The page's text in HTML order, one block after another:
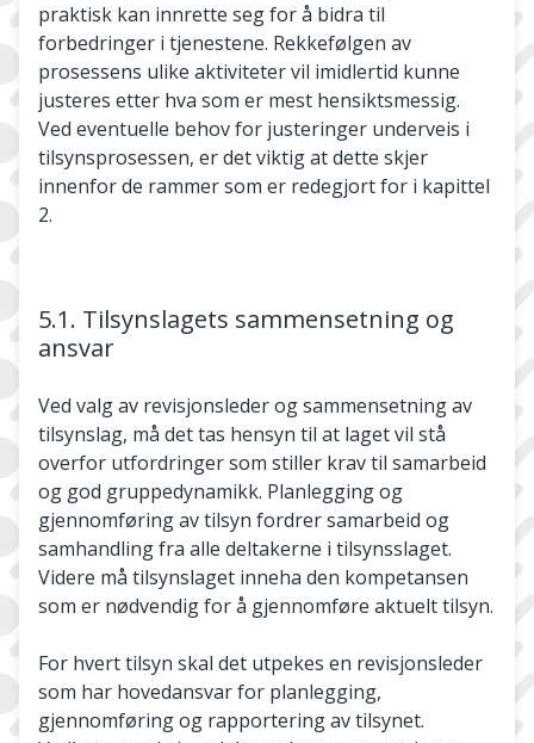
praktisk kan innrette seg for å bidra til
forbedringer i tjenestene. Rekkefølgen av
prosessens ulike aktiviteter vil imidlertid kunne
justeres etter hva som er mest hensiktsmessig.
Ved eventuelle behov for justeringer underveis i
tilsynsprosessen, er det viktig at dette skjer
innenfor de rammer som er redegjort for i kapittel
2.
5.1. Tilsynslagets sammensetning og
ansvar
Ved valg av revisjonsleder og sammensetning av
tilsynslag, må det tas hensyn til at laget vil stå
overfor utfordringer som stiller krav til samarbeid
og god gruppedynamikk. Planlegging og
gjennomføring av tilsyn fordrer samarbeid og
samhandling fra alle deltakerne i tilsynsslaget.
Videre må tilsynslaget inneha den kompetansen
som er nødvendig for å gjennomføre aktuelt tilsyn.
For hvert tilsyn skal det utpekes en revisjonsleder
som har hovedansvar for planlegging,
gjennomføring og rapportering av tilsynet.